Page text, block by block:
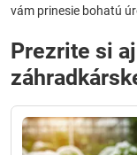
vám prinesie bohatú
Prezrite si